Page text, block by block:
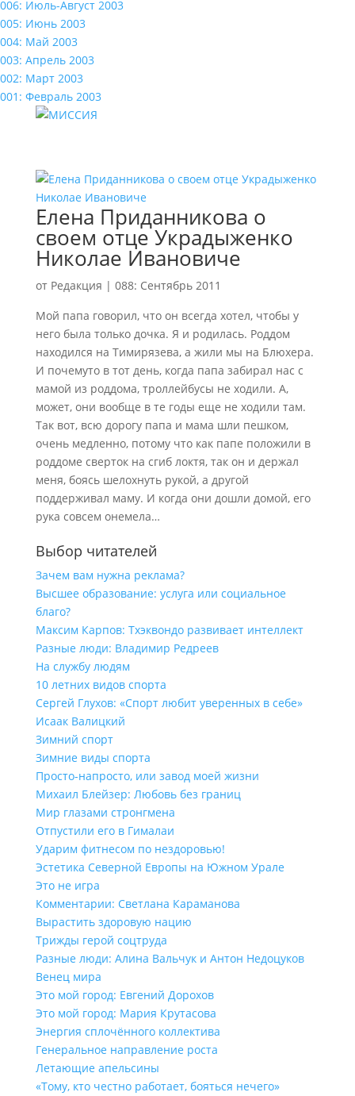
006: Июль-Август 2003
005: Июнь 2003
004: Май 2003
003: Апрель 2003
002: Март 2003
001: Февраль 2003
Елена Приданникова о
своем отце Украдыженко
Николае Ивановиче
от Редакция | 088: Сентябрь 2011
Мой папа говорил, что он всегда хотел, чтобы у
него была только дочка. Я и родилась. Роддом
находился на Тимирязева, а жили мы на Блюхера.
И почемуто в тот день, когда папа забирал нас с
мамой из роддома, троллейбусы не ходили. А,
может, они вообще в те годы еще не ходили там.
Так вот, всю дорогу папа и мама шли пешком,
очень медленно, потому что как папе положили в
роддоме сверток на сгиб локтя, так он и держал
меня, боясь шелохнуть рукой, а другой
поддерживал маму. И когда они дошли домой, его
рука совсем онемела…
Выбор читателей
Зачем вам нужна реклама?
Высшее образование: услуга или социальное
благо?
Максим Карпов: Тхэквондо развивает интеллект
Разные люди: Владимир Редреев
На службу людям
10 летних видов спорта
Сергей Глухов: «Спорт любит уверенных в себе»
Исаак Валицкий
Зимний спорт
Зимние виды спорта
Просто-напросто, или завод моей жизни
Михаил Блейзер: Любовь без границ
Мир глазами стронгмена
Отпустили его в Гималаи
Ударим фитнесом по нездоровью!
Эстетика Северной Европы на Южном Урале
Это не игра
Комментарии: Светлана Караманова
Вырастить здоровую нацию
Трижды герой соцтруда
Разные люди: Алина Вальчук и Антон Недоцуков
Венец мира
Это мой город: Евгений Дорохов
Это мой город: Мария Крутасова
Энергия сплочённого коллектива
Генеральное направление роста
Летающие апельсины
«Тому, кто честно работает, бояться нечего»